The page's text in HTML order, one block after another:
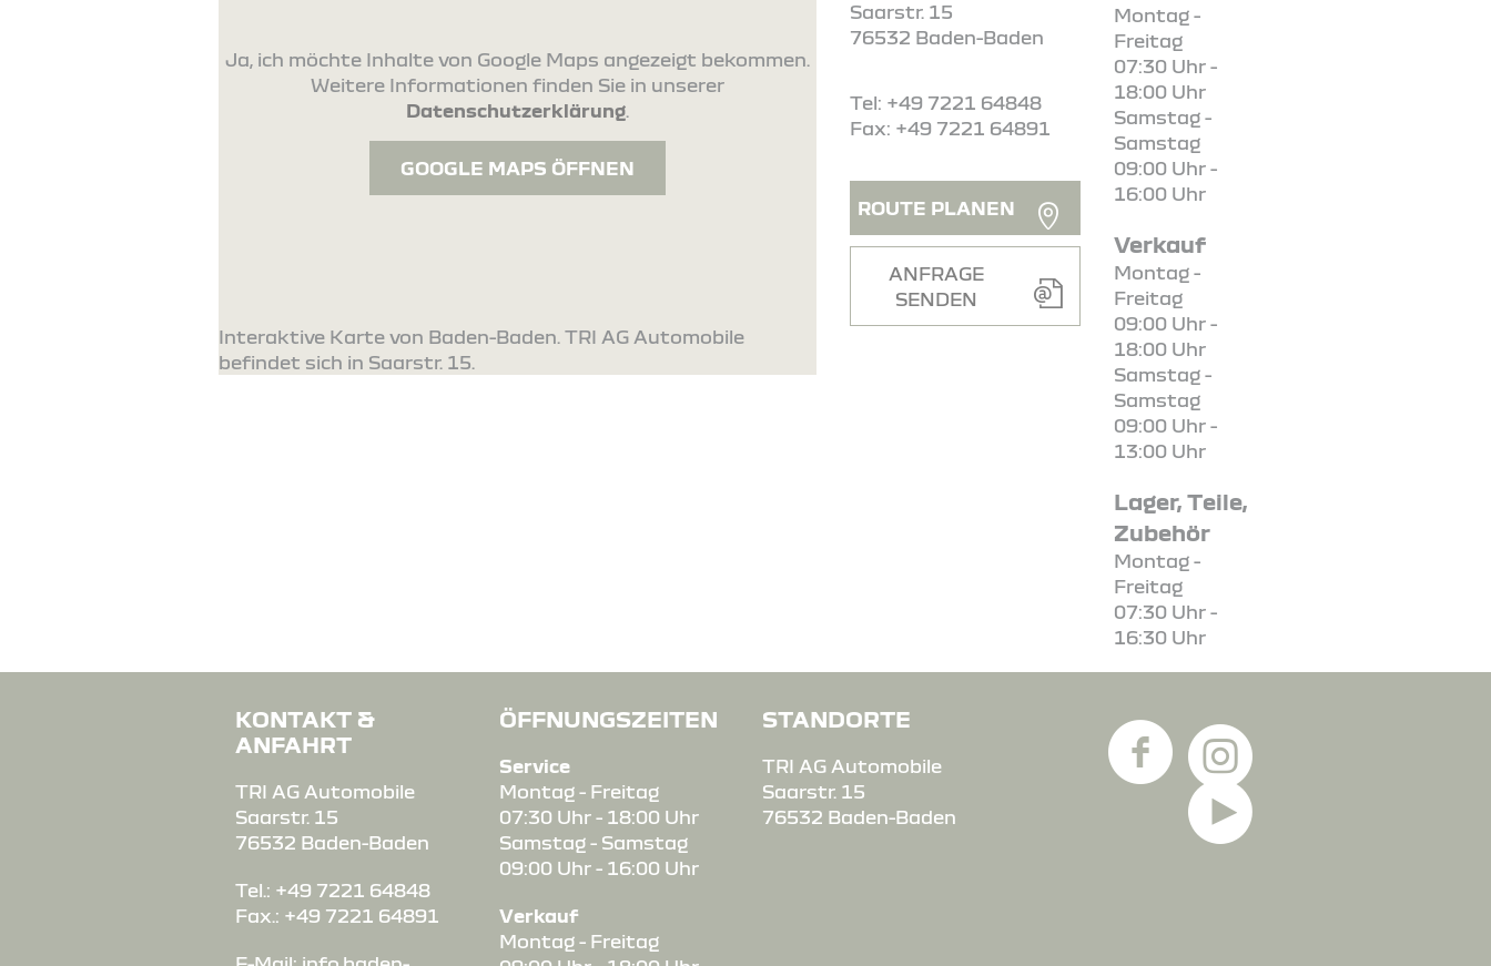
Ja, ich möchte Inhalte von Google Maps angezeigt bekommen.
Weitere Informationen finden Sie in unserer
Datenschutzerklärung.
GOOGLE MAPS ÖFFNEN
Interaktive Karte von Baden-Baden. TRI AG Automobile
befindet sich in Saarstr. 15.
Saarstr. 15
76532 Baden-Baden
Tel: +49 7221 64848
Fax: +49 7221 64891
ROUTE PLANEN
ANFRAGE
SENDEN
Montag -
Freitag
07:30 Uhr -
18:00 Uhr
Samstag -
Samstag
09:00 Uhr -
16:00 Uhr
Verkauf
Montag -
Freitag
09:00 Uhr -
18:00 Uhr
Samstag -
Samstag
09:00 Uhr -
13:00 Uhr
Lager, Teile,
Zubehör
Montag -
Freitag
07:30 Uhr -
16:30 Uhr
KONTAKT &
ANFAHRT
TRI AG Automobile
Saarstr. 15
76532 Baden-Baden
Tel.: +49 7221 64848
Fax.: +49 7221 64891
ÖFFNUNGSZEITEN
Service
Montag - Freitag
07:30 Uhr - 18:00 Uhr
Samstag - Samstag
09:00 Uhr - 16:00 Uhr
Verkauf
Montag - Freitag
STANDORTE
TRI AG Automobile
Saarstr. 15
76532 Baden-Baden